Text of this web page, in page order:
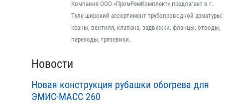
Компания ООО «ПромРемКомплект» предлагает в г.
Туле широкий ассортимент трубопроводной арматуры:
краны, вентиля, клапана, задвижки, фланцы, отводы,
переходы, грязевики.
Новости
Новая конструкция рубашки обогрева для
ЭМИС-МАСС 260